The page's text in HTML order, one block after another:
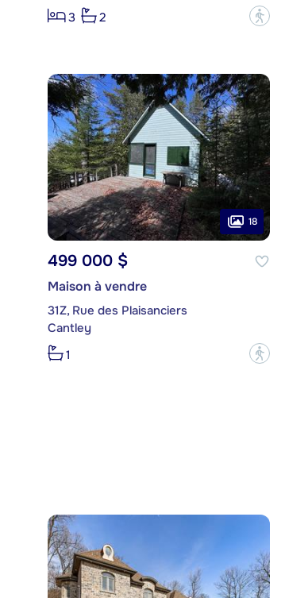
3
2 ?
18
499 000 $
Maison à vendre
31Z, Rue des Plaisanciers
Cantley
1
?